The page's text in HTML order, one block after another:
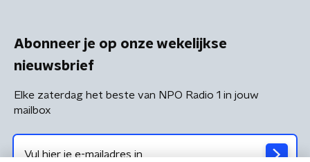
Abonneer je op onze wekelijkse
nieuwsbrief
Elke zaterdag het beste van NPO Radio 1 in jouw
mailbox